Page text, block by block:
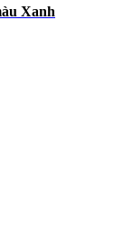
12kg màu Xanh